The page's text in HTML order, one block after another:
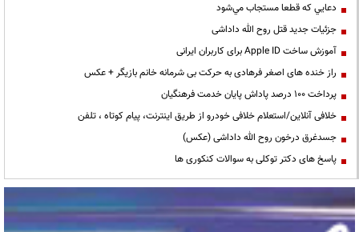
دعايي كه قطعا مستجاب مي‌شود
جزئیات جدید قتل روح الله داداشی
آموزش ساخت Apple ID برای کاربران ایرانی
راز خنده های اصغر فرهادی به حرکت بی شرمانه خانم بازیگر + عکس
پرداخت ۱۰۰ درصد پاداش پایان خدمت فرهنگیان
خلافی آنلاین/استعلام خلافی خودرو از طریق اینترنت، پیام کوتاه ، تلفن
جسدغرق درخون روح الله داداشی (عکس)
پاسخ های دکتر توکلی به سوالات کنکوری ها